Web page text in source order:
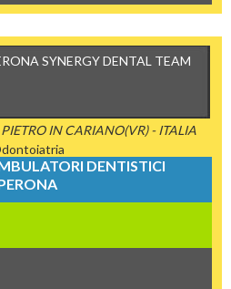
SYNERGY DENTAL TEAM
IN CARIANO(VR) - ITALIA
DENTISTICI